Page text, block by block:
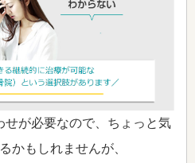
せが必要なので、ちょっと気
かもしれませんが、